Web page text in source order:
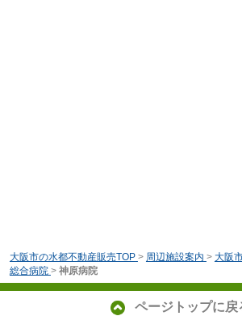
大阪市の水都不動産販売TOP > 周辺施設案内 > 大阪
総合病院 > 神原病院
ページトップに戻